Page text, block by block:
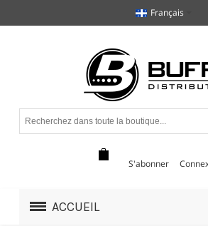
Français
S'abonner
ACCUEIL